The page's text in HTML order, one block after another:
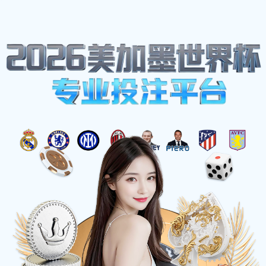
必一·运动(B-
Sports)官方网站
首页 关
当前位置>首页 >关于我们>
企业简介 品质管理 企业形象 加工中心